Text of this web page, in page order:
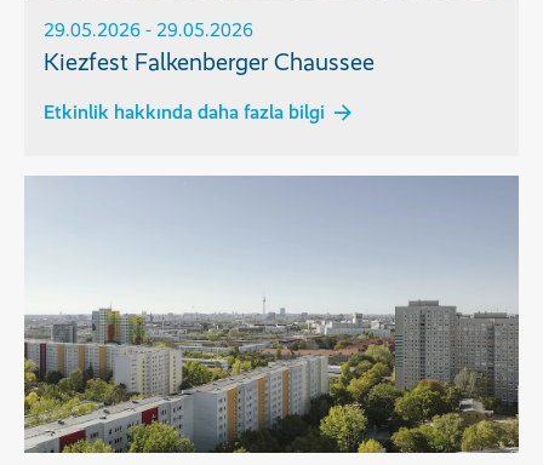
29.05.2026 - 29.05.2026
Kiezfest Falkenberger Chaussee
Etkinlik hakkında daha fazla bilgi